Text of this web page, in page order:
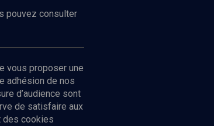
pouvez consulter
vous proposer une
adhésion de nos
d’audience sont
de satisfaire aux
des cookies